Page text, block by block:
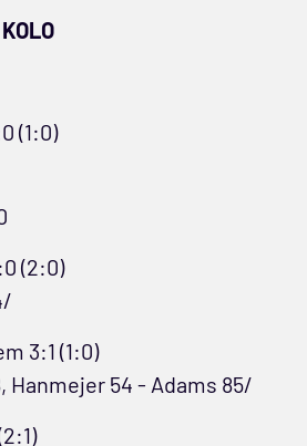
(1:0)
(2:0)
3:1 (1:0)
Hanmejer 54 - Adams 85/